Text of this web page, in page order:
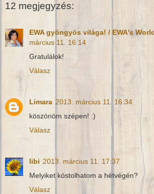
12 megjegyzés:
EWA gyöngyös világa! / EWA's
március 11. 16:14
Gratulálok!
Válasz
Limara 2013. március 11. 16:34
köszönöm szépen! :)
Válasz
libi 2013. március 11. 17:37
Melyiket kóstolhatom a hétvégén?
Válasz